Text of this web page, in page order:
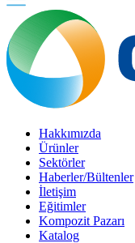
Hakkımızda
Ürünler
Sektörler
Haberler/Bültenler
İletişim
Eğitimler
Kompozit Pazarı
Katalog